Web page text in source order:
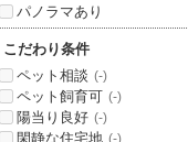
パノラマあり
こだわり条件
ペット相談 (-)
ペット飼育可 (-)
陽当り良好 (-)
閑静な住宅地 (-)